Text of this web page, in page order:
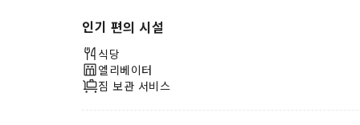
인기 편의 시설
식당
엘리베이터
짐 보관 서비스